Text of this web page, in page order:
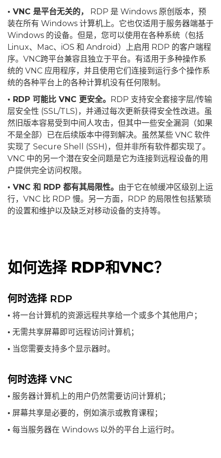
• VNC 是平台无关的，
RDP 是 Windows 原创版本，预
装在所有 Windows 计算机上。它也仅适用于服务器端基于
Windows 的设备。但是，您可以使用在各种系统（包括
Linux、Mac、iOS 和 Android）上启用 RDP 的客户端程
序。VNC跨平台兼容且独立于平台。有适用于多种操作系
统的 VNC 应用程序，并且使用它们连接到运行多个操作系
统的各种平台上的各种计算机没有任何限制。
• RDP 可能比 VNC 更安全。 RDP 支持安全套接字层/传输
层安全性 (SSL/TLS)，并通过每次更新获得安全性改进。虽
然旧版本容易受到中间人攻击，但其中一些安全漏洞（如果
不是全部）已在后续版本中得到解决。虽然某些 VNC 软件
实现了 Secure Shell (SSH)，但并非所有软件都实现了。
VNC 中的另一个潜在安全问题是它为连接到远程设备的用
户提供完全访问权限。
• VNC 和 RDP 都有其局限性。 由于它在帧缓冲区级别上运
行，VNC 比 RDP 慢。另一方面，RDP 的局限性包括繁琐
的设置和维护以及缺乏对移动设备的支持等。
如何选择 RDP和VNC？
何时选择 RDP
• 将一台计算机的资源远程共享给一个或多个其他用户；
• 无需共享屏幕即可远程访问计算机；
• 当您需要支持多个显示器时。
何时选择 VNC
• 服务器计算机上的用户仍然需要访问计算机；
• 屏幕共享是必要的，例如演示或教育课程；
• 每当服务器在 Windows 以外的平台上运行时。